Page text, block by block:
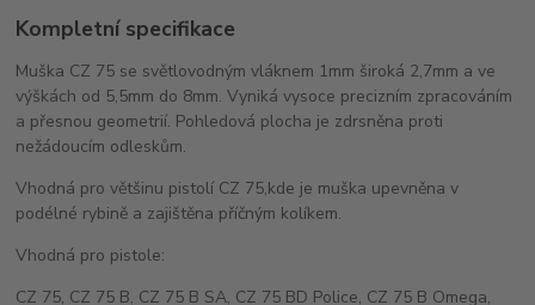
Kompletní specifikace
Muška CZ 75 se světlovodným vláknem 1mm široká 2,7mm a ve
výškách od 5,5mm do 8mm. Vyniká vysoce precizním zpracováním
a přesnou geometrií. Pohledová plocha je zdrsněna proti
nežádoucím odleskům.
Vhodná pro většinu pistolí CZ 75,kde je muška upevněna v
podélné rybině a zajištěna příčným kolíkem.
Vhodná pro pistole:
CZ 75, CZ 75 B, CZ 75 B SA, CZ 75 BD Police, CZ 75 B Omega,